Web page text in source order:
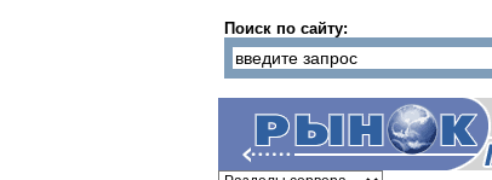
Поиск по сайту: